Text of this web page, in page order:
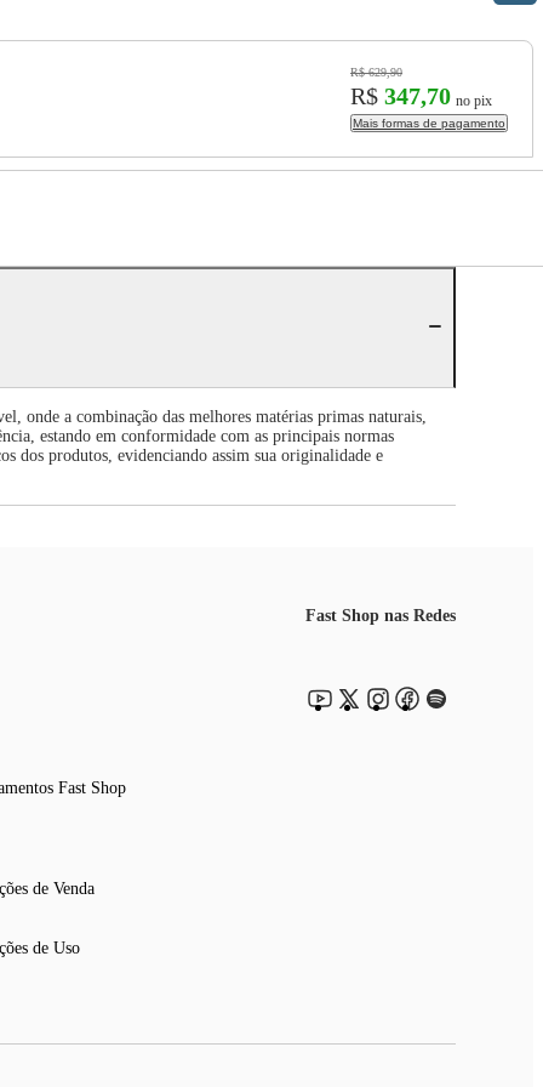
R$ 629,90
R$ 347,70 no pix
Mais formas de pagamento
onde a combinação das melhores matérias primas naturais,
estando em conformidade com as principais normas
dos produtos, evidenciando assim sua originalidade e
Fast Shop
de Venda
de Uso
Fast Shop nas Redes